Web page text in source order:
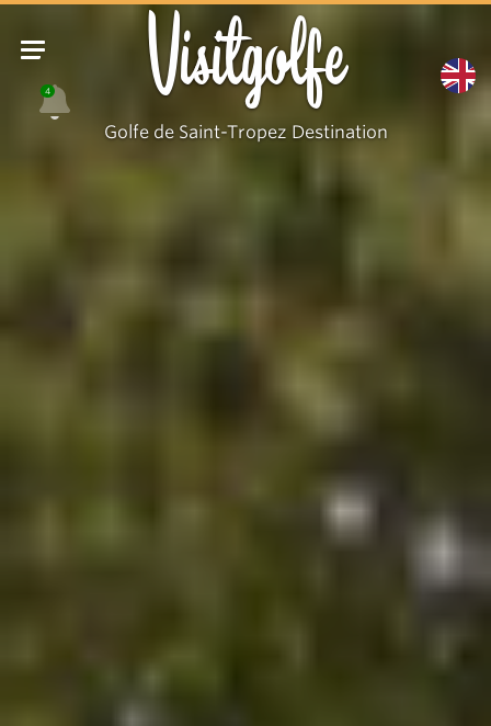
4 Visitgolfe
Golfe de Saint-Tropez Destination